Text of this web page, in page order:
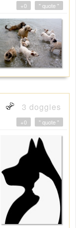
" quote "
+0
3 doggies
" quote "
+0